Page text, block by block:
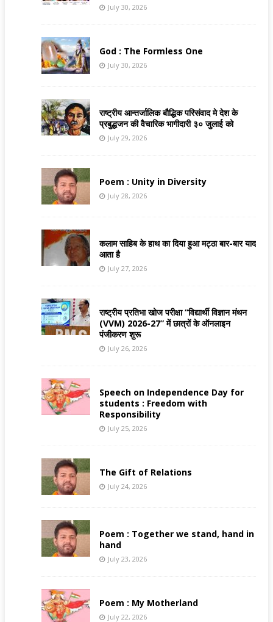
July 30, 2026
God : The Formless One
July 30, 2026
राष्ट्रीय आन्तर्जालिक बौद्धिक परिसंवाद मे देश के
प्रबुद्धजन की वैचारिक भागीदारी ३० जुलाई को
July 29, 2026
Poem : Unity in Diversity
July 28, 2026
कलाम साहिब के हाथ का दिया हुआ मट्ठा बार-बार याद
आता है
July 27, 2026
राष्ट्रीय प्रतिभा खोज परीक्षा “विद्यार्थी विज्ञान मंथन
(VVM) 2026-27” में छात्रों के ऑनलाइन
पंजीकरण शुरू
July 26, 2026
Speech on Independence Day for
students : Freedom with
Responsibility
July 25, 2026
The Gift of Relations
July 24, 2026
Poem : Together we stand, hand in
hand
July 23, 2026
Poem : My Motherland
July 22, 2026